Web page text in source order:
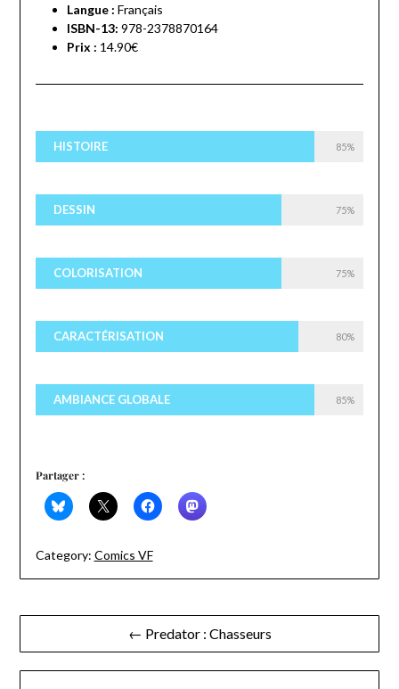
Langue : Français
ISBN-13: 978-2378870164
Prix : 14.90€
HISTOIRE 85%
DESSIN 75%
COLORISATION 75%
CARACTÉRISATION 80%
AMBIANCE GLOBALE 85%
Partager :
Category: Comics VF
Navigation
de
← Predator : Chasseurs